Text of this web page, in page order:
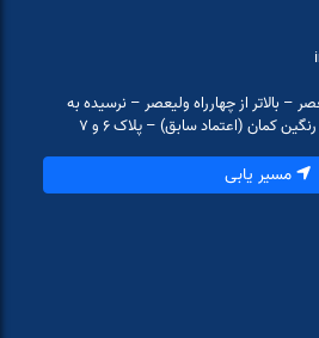
– بالاتر از چهارراه ولیعصر – نرسیده به
کمان (اعتماد سابق) – پلاک ۶ و ۷
مسیر یابی